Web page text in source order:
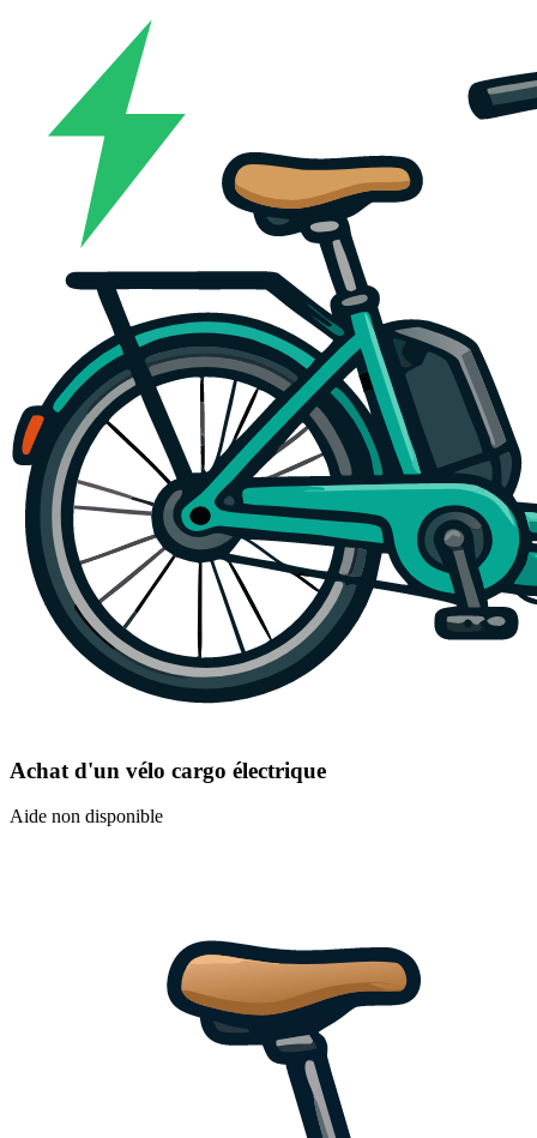
Achat d'un vélo cargo électrique
Aide non disponible